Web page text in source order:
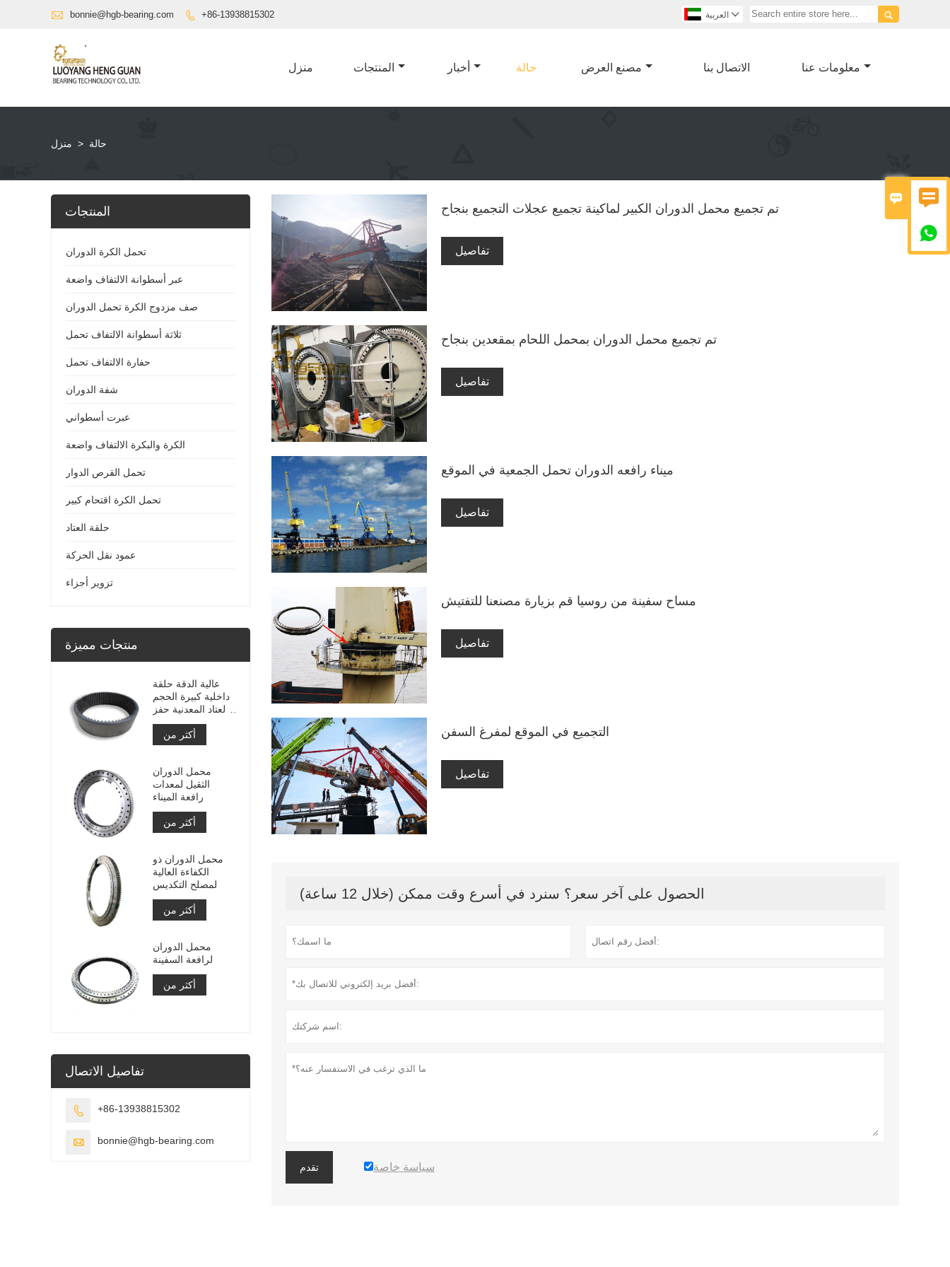
 

 bonnie@hgb-bearing.com  +86-13938815302  العربية 
منزل المنتجات أخبار حالة مصنع العرض الاتصال بنا معلومات عنا
منزل > حالة
تم تجميع محمل الدوران الكبير لماكينة تجميع عجلات التجميع بنجاح
تفاصيل
تم تجميع محمل الدوران بمحمل اللحام بمقعدين بنجاح
تفاصيل
ميناء رافعه الدوران تحمل الجمعية في الموقع
تفاصيل
مساح سفينة من روسيا قم بزيارة مصنعنا للتفتيش
تفاصيل
التجميع في الموقع لمفرغ السفن
تفاصيل
الحصول على آخر سعر؟ سنرد في أسرع وقت ممكن (خلال 12 ساعة)
تقدم سياسة خاصة
المنتجات
تحمل الكرة الدوران
عبر أسطوانة الالتفاف واضعة
صف مزدوج الكرة تحمل الدوران
ثلاثة أسطوانة الالتفاف تحمل
حفارة الالتفاف تحمل
شفة الدوران
عبرت أسطواني
الكرة والبكرة الالتفاف واضعة
تحمل القرص الدوار
تحمل الكرة اقتحام كبير
حلقة العتاد
عمود نقل الحركة
تزوير أجزاء
منتجات مميزة
عالية الدقة حلقة
داخلية كبيرة الحجم
والعتاد المعدنية حفز
والعتاد مع معالجة
النيتريد
أكثر من
محمل الدوران
الثقيل لمعدات
رافعة الميناء
أكثر من
محمل الدوران ذو
الكفاءة العالية
لمصلح التكديس
أكثر من
محمل الدوران
لرافعة السفينة
أكثر من
تفاصيل الاتصال
 +86-13938815302
 bonnie@hgb-bearing.com